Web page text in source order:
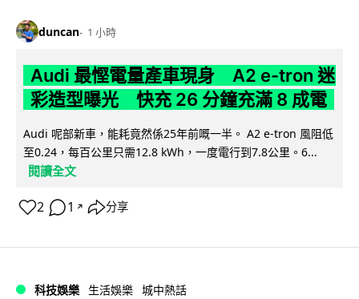
duncan 1 小時
Audi 最慳電量產車現身 A2 e-tron 迷
彩造型曝光 快充 26 分鐘充滿 8 成電
Audi 呢部新車，能耗竟然係25年前嘅一半。 A2 e-tron 風阻低
至0.24，每百公里只需12.8 kWh，一度電行到7.8公里。6...
閱讀全文
2 1 ↗ 分享
科技娛樂 生活娛樂 城中熱話